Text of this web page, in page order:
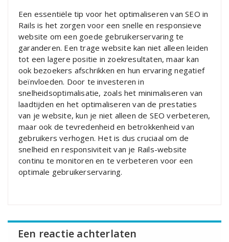
Een essentiële tip voor het optimaliseren van SEO in
Rails is het zorgen voor een snelle en responsieve
website om een goede gebruikerservaring te
garanderen. Een trage website kan niet alleen leiden
tot een lagere positie in zoekresultaten, maar kan
ook bezoekers afschrikken en hun ervaring negatief
beïnvloeden. Door te investeren in
snelheidsoptimalisatie, zoals het minimaliseren van
laadtijden en het optimaliseren van de prestaties
van je website, kun je niet alleen de SEO verbeteren,
maar ook de tevredenheid en betrokkenheid van
gebruikers verhogen. Het is dus cruciaal om de
snelheid en responsiviteit van je Rails-website
continu te monitoren en te verbeteren voor een
optimale gebruikerservaring.
Een reactie achterlaten